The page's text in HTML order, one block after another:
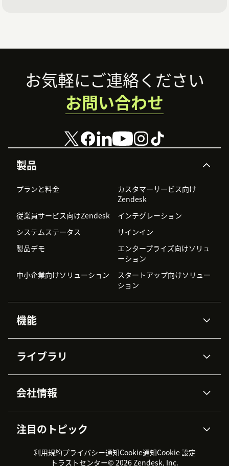
Footer
製品
プランと料金
カスタマーサービス向け
Zendesk
従業員サービス向けZendesk
インテグレーション
システムステータス
サインイン
製品デモ
エンタープライズ向けソリュ
ーション
中小企業向けソリューション
スタートアップ向けソリュー
ション
機能
Zendesk AI
高度なデータプライバシーと
データ保護
ナレッジベース
ワークフォースマネジメント
カスタマーポータル
ライブラリ
APIと開発者向け情報
AI研究
イベント情報
導入事例
トライアル体験とFAQ
会社情報
採用情報
インクルージョン＆ビロンギ
サステナビリティレポート
Zendesk Foundation
注目のトピック
CX Trends 2026
製品のアップデート情報
お気軽にご連絡ください
お問い合わせ
利用規約プライバシー通知Cookie通知Cookie 設定
トラストセンター© 2026 Zendesk, Inc.